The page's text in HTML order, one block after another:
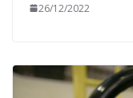
26/12/2022